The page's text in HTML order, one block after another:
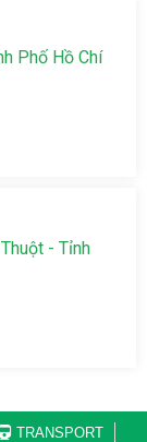
Phố Hồ Chí
- Tỉnh
TRANSPORT